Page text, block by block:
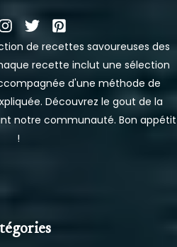
de recettes savoureuses des
recette inclut une sélection
d'une méthode de
Découvrez le gout de la
notre communauté. Bon appétit
!